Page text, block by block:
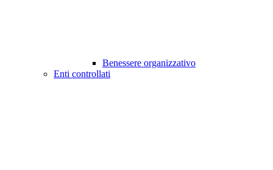
Benessere organizzativo
Enti controllati